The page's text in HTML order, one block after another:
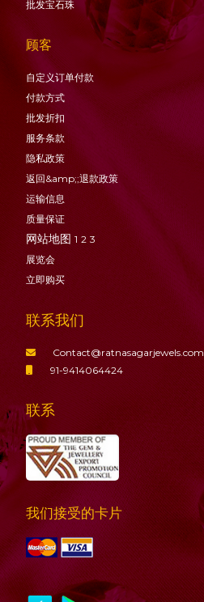
批发宝石珠
顾客
自定义订单付款
付款方式
批发折扣
服务条款
隐私政策
返回&amp;;退款政策
运输信息
质量保证
网站地图 1 2 3
展览会
立即购买
联系我们
Contact@ratnasagarjewels.com
91-9414064424
联系
我们接受的卡片